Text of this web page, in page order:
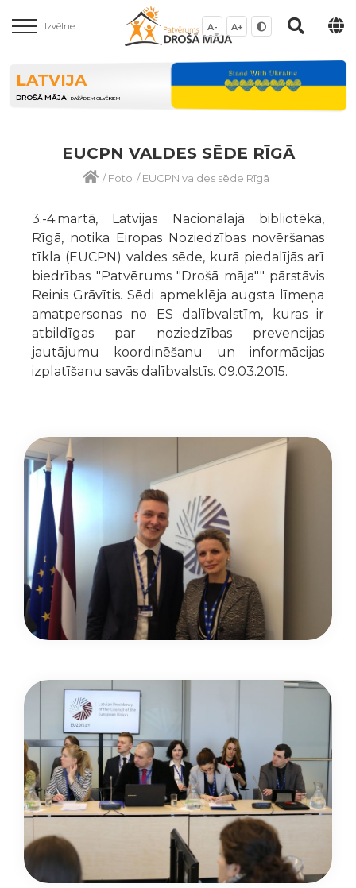
Izvēlne A- A+
LATVIJA
DROŠĀ MĀJA DAŽĀDIEM CILVĒKIEM
EUCPN VALDES SĒDE RĪGĀ
/Foto /EUCPN valdes sēde Rīgā
3.-4.martā, Latvijas Nacionālajā bibliotēkā,
Rīgā, notika Eiropas Noziedzības novēršanas
tīkla (EUCPN) valdes sēde, kurā piedalījās arī
biedrības "Patvērums "Drošā māja"" pārstāvis
Reinis Grāvītis. Sēdi apmeklēja augsta līmeņa
amatpersonas no ES dalībvalstīm, kuras ir
atbildīgas par noziedzības prevencijas
jautājumu koordinēšanu un informācijas
izplatīšanu savās dalībvalstīs. 09.03.2015.